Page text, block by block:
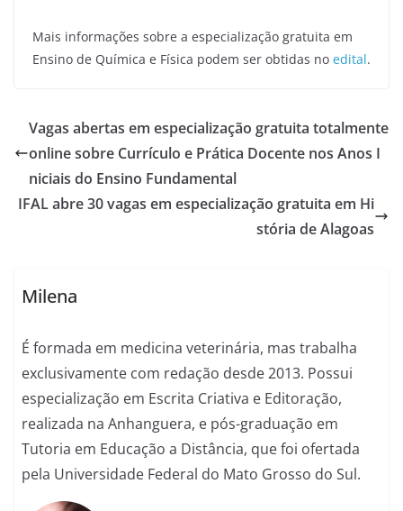
Mais informações sobre a especialização gratuita em
Ensino de Química e Física podem ser obtidas no edital.
Vagas abertas em especialização gratuita totalmente
online sobre Currículo e Prática Docente nos Anos I
niciais do Ensino Fundamental
IFAL abre 30 vagas em especialização gratuita em Hi
stória de Alagoas
Milena
É formada em medicina veterinária, mas trabalha
exclusivamente com redação desde 2013. Possui
especialização em Escrita Criativa e Editoração,
realizada na Anhanguera, e pós-graduação em
Tutoria em Educação a Distância, que foi ofertada
pela Universidade Federal do Mato Grosso do Sul.